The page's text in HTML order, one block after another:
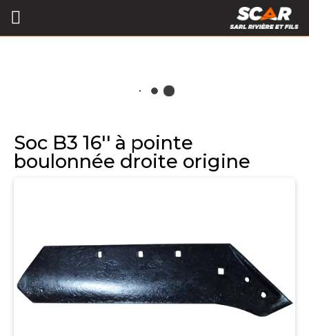
Soc B3 16'' à pointe
boulonnée droite origine